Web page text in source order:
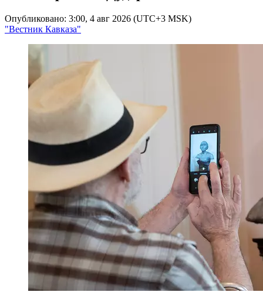
Опубликовано: 3:00, 4 авг 2026 (UTC+3 MSK)
"Вестник Кавказа"